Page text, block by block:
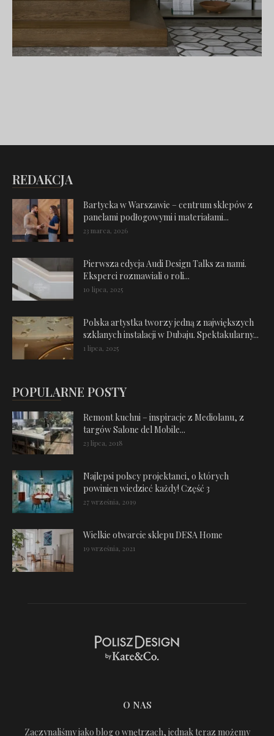
REDAKCJA
Bartycka w Warszawie – centrum sklepów z
panelami podłogowymi i materiałami...
23 marca, 2026
Pierwsza edycja Audi Design Talks za nami.
Eksperci rozmawiali o roli...
10 lipca, 2025
Polska artystka tworzy jedną z największych
szklanych instalacji w Dubaju. Spektakularny...
1 lipca, 2025
POPULARNE POSTY
Remont kuchni – inspiracje z Mediolanu, z
targów Salone del Mobile...
23 lipca, 2018
Najlepsi polscy projektanci, o których
powinien wiedzieć każdy! Część 3
27 września, 2019
Wielkie otwarcie sklepu DESA Home
19 września, 2021
O NAS
Zaczynaliśmy jako blog o wnętrzach, jednak teraz możemy